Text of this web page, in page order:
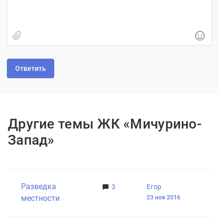
Другие темы ЖК «Мичурино-
Запад»
Разведка
местности
3 Егор
23 ноя 2016